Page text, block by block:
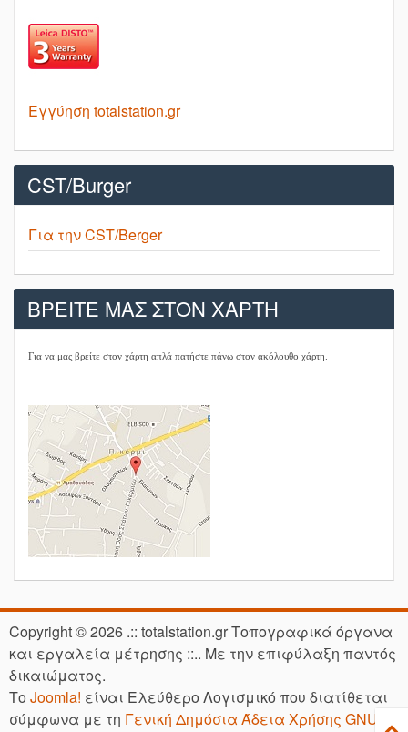
Εγγύηση totalstation.gr
CST/Burger
Για την CST/Berger
ΒΡΕΙΤΕ ΜΑΣ ΣΤΟΝ ΧΑΡΤΗ
Για να μας βρείτε στον χάρτη απλά πατήστε πάνω στον ακόλουθο χάρτη.
Copyright © 2026 .:: totalstation.gr Τοπογραφικά όργανα
και εργαλεία μέτρησης ::.. Με την επιφύλαξη παντός
δικαιώματος.
Το Joomla! είναι Ελεύθερο Λογισμικό που διατίθεται
σύμφωνα με τη Γενική Δημόσια Άδεια Χρήσης GNU.